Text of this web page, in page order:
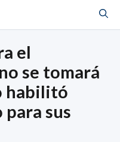
el
se tomará
habilitó
para sus